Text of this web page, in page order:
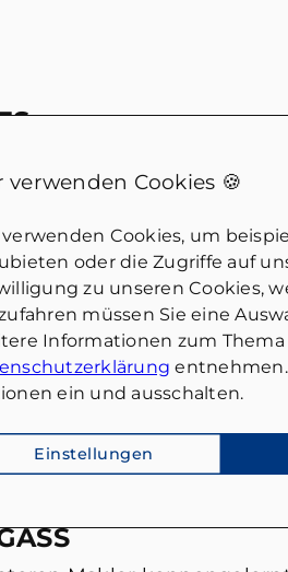
für sämtliche Fragen.
wirklich guten
Man merkt, dass hier
kommt. Würde ich
verwenden Cookies 🍪
Cookies, um
oder die Zugriffe auf
zu unseren Cookies,
müssen Sie eine
Informationen zum
ein und ausschalten.
Einstellungen